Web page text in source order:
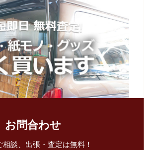
お問合わせ
相談、出張・査定は無料！